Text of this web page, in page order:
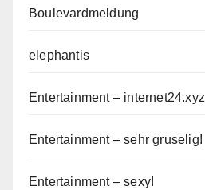
Boulevardmeldung
elephantis
Entertainment – internet24.xyz
Entertainment – sehr gruselig!
Entertainment – sexy!